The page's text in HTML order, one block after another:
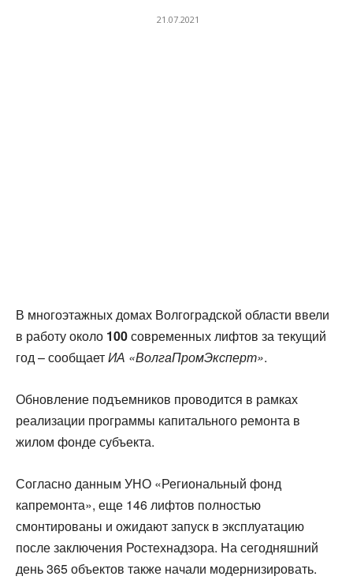
21.07.2021
В многоэтажных домах Волгоградской области ввели
в работу около 100современных лифтов за текущий
год – сообщаетИА «ВолгаПромЭксперт».
Обновление подъемников проводится в рамках
реализации программы капитального ремонта в
жилом фонде субъекта.
Согласно данным УНО «Региональный фонд
капремонта», еще 146 лифтов полностью
смонтированы и ожидают запуск в эксплуатацию
после заключения Ростехнадзора. На сегодняшний
день 365 объектов также начали модернизировать.